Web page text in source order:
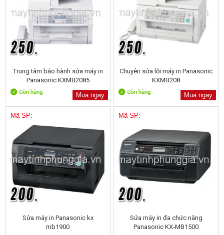
Trung tâm bảo hành sửa máy in
Panasonic KXMB2085
Mua ngay
Chuyên sửa lỗi máy in Panasonic
KXMB208
Mua ngay
Mã SP:
Sửa máy in Panasonic kx
mb1900
Mã SP:
Sửa máy in đa chức năng
Panasonic KX-MB1500